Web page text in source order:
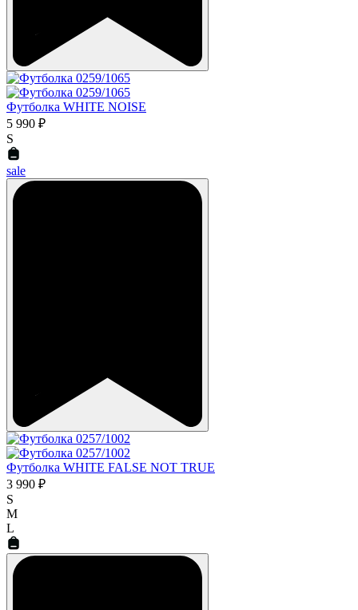
Футболка WHITE NOISE
5 990 ₽
S
sale
Футболка WHITE FALSE NOT TRUE
3 990 ₽
S
M
L